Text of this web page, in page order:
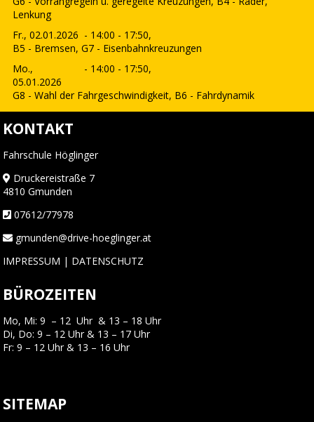
Lenkung
Fr., 02.01.2026 - 14:00 - 17:50,
B5 - Bremsen, G7 - Eisenbahnkreuzungen
Mo.,
05.01.2026
- 14:00 - 17:50,
G8 - Wahl der Fahrgeschwindigkeit, B6 - Fahrdynamik
KONTAKT
Fahrschule Höglinger
Druckereistraße 7
4810 Gmunden
07612/77978
gmunden@drive-hoeglinger.at
IMPRESSUM | DATENSCHUTZ
BÜROZEITEN
Mo, Mi: 9 – 12 Uhr & 13 – 18 Uhr
Di, Do: 9 – 12 Uhr & 13 – 17 Uhr
Fr: 9 – 12 Uhr & 13 – 16 Uhr
SITEMAP